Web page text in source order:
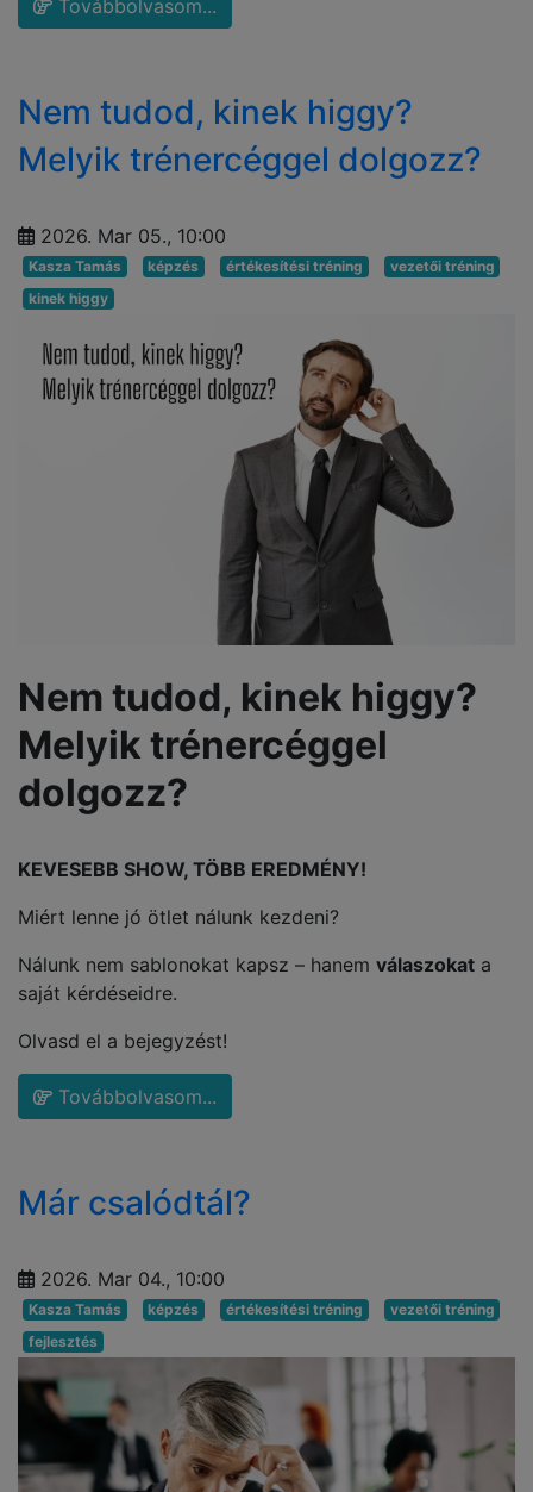
Továbbolvasom...
Nem tudod, kinek higgy?
Melyik trénercéggel dolgozz?
2026. Mar 05., 10:00
Kasza Tamás képzés értékesítési tréning
vezetői tréning
kinek higgy
Nem tudod, kinek higgy?
Melyik trénercéggel
dolgozz?
KEVESEBB SHOW, TÖBB EREDMÉNY!
Miért lenne jó ötlet nálunk kezdeni?
Nálunk nem sablonokat kapsz – hanem válaszokat a
saját kérdéseidre.
Olvasd el a bejegyzést!
Továbbolvasom...
Már csalódtál?
2026. Mar 04., 10:00
Kasza Tamás képzés értékesítési tréning
vezetői tréning
fejlesztés